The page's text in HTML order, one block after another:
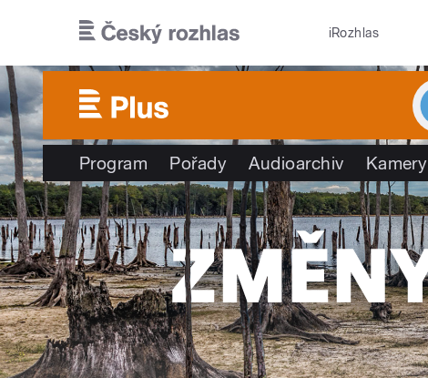
iRozhlas
Program Pořady Audioarchiv Kamery